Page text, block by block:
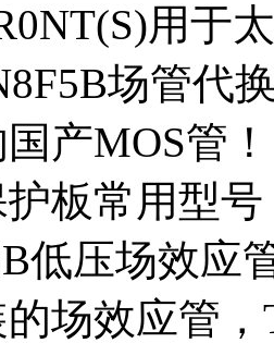
用于
场管代
产MOS管！
板常用型
低压场效应
场效应管